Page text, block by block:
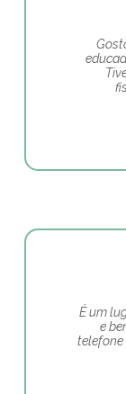
É um
e
telefone